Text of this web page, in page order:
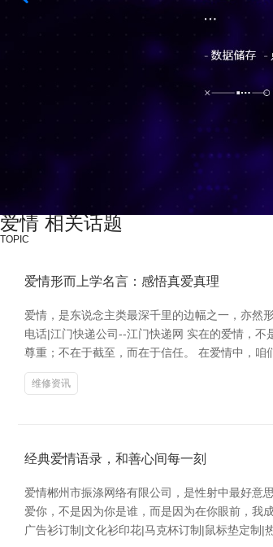
爱情 相关话题
TOPIC
爱情形而上学名言：感悟真爱真理
爱情，是东说念主类最深千里的边幅之一，亦然
电话|江门快递公司--江门快递网 实在的爱情，不
尊重；不在于截至，而在于信任。 在爱情中，
维修资讯
经典爱情语录，和善心间每一刻
爱情郴州市振涤网络有限公司，是性射中最好意
爱你，不是因为你是谁，而是因为在你眼前，我
广告衫订制|文化衫印花|马克杯订制|鼠标垫定制|